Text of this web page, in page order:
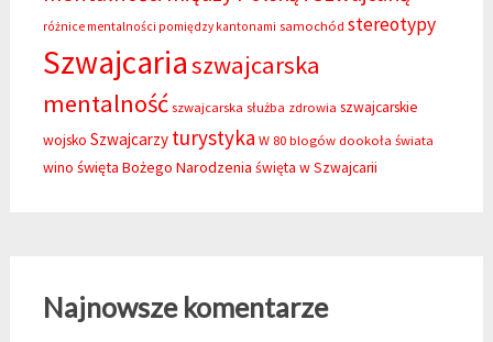
różnice mentalności pomiędzy kantonami samochód stereotypy
Szwajcariaszwajcarska
mentalność szwajcarska służba zdrowia szwajcarskie
wojsko Szwajcarzy turystyka W 80 blogów dookoła świata
wino święta Bożego Narodzenia święta w Szwajcarii
Najnowsze komentarze